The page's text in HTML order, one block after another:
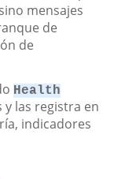
mensajes
de
de
Health
y las registra en
indicadores